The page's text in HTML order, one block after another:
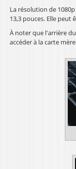
La résolution de
13,3 pouces. Elle peut
À noter que l'arrière
accéder à la carte